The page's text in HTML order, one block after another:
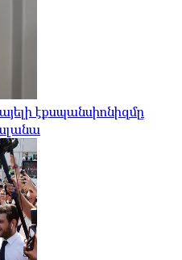
էքսպանսիոնիզմը